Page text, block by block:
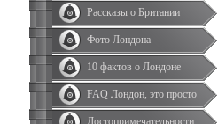
Рассказы о Британии
Фото Лондона
10 фактов о Лондоне
FAQ Лондон, это просто
Достопримечательности